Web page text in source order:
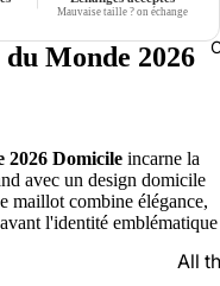
All
Mauvaise taille ? on échange
Monde 2026
2026 Domicile incarne la
avec un design domicile
maillot combine élégance,
l'identité emblématique